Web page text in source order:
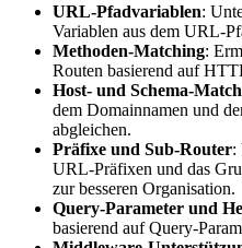
URL-Pfadvariablen:
Variablen aus dem URL-
Methoden-Matching:
Routen basierend auf
Host- und Schema-
dem Domainnamen und
abgleichen.
Präfixe und Sub-Router:
URL-Präfixen und das
zur besseren Organisation.
Query-Parameter und
basierend auf Query-